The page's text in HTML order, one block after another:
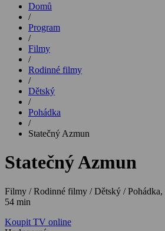
Domů
/
Program
/
Filmy
/
Rodinné filmy
/
Dětský
/
Pohádka
/
Statečný Azmun
Statečný Azmun
Filmy / Rodinné filmy / Dětský / Pohádka,
54 min
Koupit TV online